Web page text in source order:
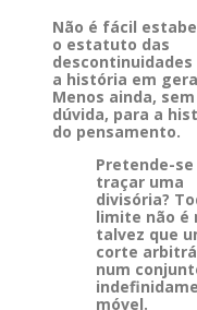
Não é fácil
o estatuto das
descontinuidades
a história em
Menos ainda, sem
dúvida, para a
do pensamento.
Pretende-se
traçar uma
divisória?
limite não é
talvez que
corte
num
móvel.